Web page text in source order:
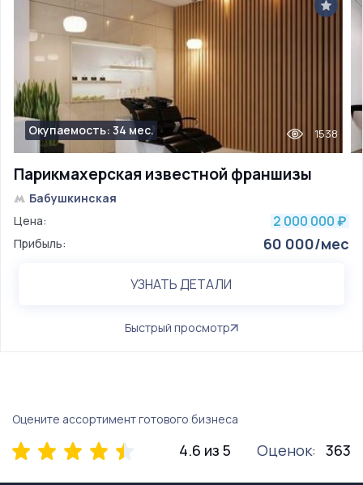
Парикмахерская известной франшизы
Окупаемость: 34 мес. 1538
Бабушкинская
Цена:
2 000 000 ₽
Прибыль: 60 000/мес
УЗНАТЬ ДЕТАЛИ
Быстрый просмотр
Оцените ассортимент готового бизнеса
4.6 из 5 Оценок: 363